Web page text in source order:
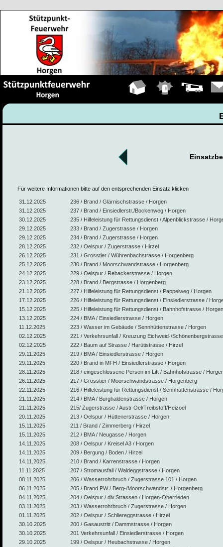
Für weitere Informationen bitte auf den entsprechenden Einsatz klicken
31.12.2025
236 / Brand / Glärnischstrasse / Horgen
31.12.2025
237 / Brand / Einsiedlerstr./Bockenweg / Horgen
30.12.2025
235 / Hilfeleistung für Rettungsdienst / Alpenblickstrasse /
29.12.2025
233 / Brand / Zugerstrasse / Horgen
29.12.2025
234 / Brand / Zugerstrasse / Horgen
28.12.2025
232 / Oelspur / Zugerstrasse / Hirzel
26.12.2025
231 / Grosstier / Wührenbachstrasse / Horgenberg
25.12.2025
230 / Brand / Moorschwandstrasse / Horgenberg
24.12.2025
229 / Oelspur / Rebackerstrasse / Horgen
23.12.2025
228 / Brand / Bergstrasse / Horgenberg
21.12.2025
227 / Hilfeleistung für Rettungsdienst / Pappelweg / Horgen
17.12.2025
226 / Hilfeleistung für Rettungsdienst / Einsiedlerstrasse /
15.12.2025
225 / Hilfeleistung für Rettungsdienst / Bahnhofstrasse / Horgen
13.12.2025
224 / BMA / Einsiedlerstrasse / Horgen
11.12.2025
223 / Wasser im Gebäude / Sennhüttenstrasse / Horgen
02.12.2025
221 / Verkehrsunfall / Kreuzung Eichweid-/
02.12.2025
222 / Baum auf Strasse / Harütistrasse / Hirzel
29.11.2025
219 / BMA / Einsiedlerstrasse / Horgen
29.11.2025
220 / Brand in MFH / Einsiedlerstrasse / Horgen
28.11.2025
218 / eingeschlossene Person im Lift / Bahnhofstrasse /
26.11.2025
217 / Grosstier / Moorschwandstrasse / Horgenberg
22.11.2025
216 / Hilfeleistung für Rettungsdienst / Sennhüttenstrasse /
21.11.2025
214 / BMA / Burghaldenstrasse / Horgen
21.11.2025
215/ Zugerstrasse / Austr Oel/Treibstoff/Heizoel
20.11.2025
213 / Oelspur / Hüttenerstrasse / Horgen
15.11.2025
211 / Brand / Zimmerberg / Hirzel
15.11.2025
212 / BMA / Neugasse / Horgen
14.11.2025
208 / Oelspur / Kreisel A3 / Horgen
14.11.2025
209 / Bergung / Boden / Hirzel
14.11.2025
210 / Brand / Karrenstrasse / Horgen
11.11.2025
207 / Stromausfall / Waldeggstrasse / Horgen
08.11.2025
206 / Wasserrohrbruch / Zugerstrasse 101 / Horgen
06.11.2025
205 / Brand PW / Berg-/Moorschwandstr. / Horgenberg
04.11.2025
204 / Oelspur / div.Strassen / Horgen-Oberrieden
03.11.2025
203 / Wasserrohrbruch / Zugerstrasse / Horgen
01.11.2025
202 / Oelspur / Schliereggstrasse / Hirzel
30.10.2025
200 / Gasaustritt / Dammstrasse / Horgen
30.10.2025
201 Verkehrsunfall / Einsiedlerstrasse / Horgen
29.10.2025
199 / Oelspur / Heubachstrasse / Horgen